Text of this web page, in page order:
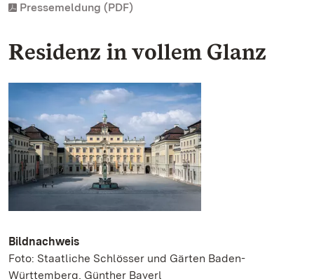
Pressemeldung (PDF)
Residenz in vollem Glanz
Bildnachweis
Foto: Staatliche Schlösser und Gärten Baden-
Württemberg, Günther Bayerl